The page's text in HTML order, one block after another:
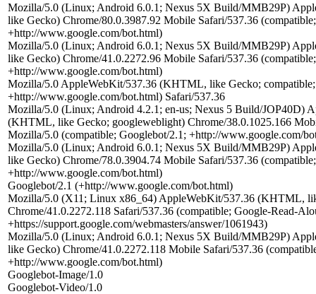
Mozilla/5.0 (Linux; Android 6.0.1; Nexus 5X Build/MMB29P)
like Gecko) Chrome/80.0.3987.92 Mobile Safari/537.36
+http://www.google.com/bot.html)
Mozilla/5.0 (Linux; Android 6.0.1; Nexus 5X Build/MMB29P)
like Gecko) Chrome/41.0.2272.96 Mobile Safari/537.36
+http://www.google.com/bot.html)
Mozilla/5.0 AppleWebKit/537.36 (KHTML, like Gecko;
+http://www.google.com/bot.html) Safari/537.36
Mozilla/5.0 (Linux; Android 4.2.1; en-us; Nexus 5 Build/JOP40D)
(KHTML, like Gecko; googleweblight) Chrome/38.0.1025.166
Mozilla/5.0 (compatible; Googlebot/2.1; +http://www.google.com/
Mozilla/5.0 (Linux; Android 6.0.1; Nexus 5X Build/MMB29P)
like Gecko) Chrome/78.0.3904.74 Mobile Safari/537.36
+http://www.google.com/bot.html)
Googlebot/2.1 (+http://www.google.com/bot.html)
Mozilla/5.0 (X11; Linux x86_64) AppleWebKit/537.36 (KHTML,
Chrome/41.0.2272.118 Safari/537.36 (compatible; Google-Read-
+https://support.google.com/webmasters/answer/1061943)
Mozilla/5.0 (Linux; Android 6.0.1; Nexus 5X Build/MMB29P)
like Gecko) Chrome/41.0.2272.118 Mobile Safari/537.36
+http://www.google.com/bot.html)
Googlebot-Image/1.0
Googlebot-Video/1.0